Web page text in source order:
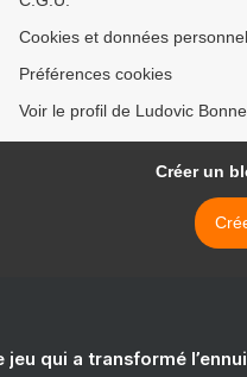
Cookies et données
Préférences cookies
Voir le profil de Ludovic
Créer un
jeu qui a transformé